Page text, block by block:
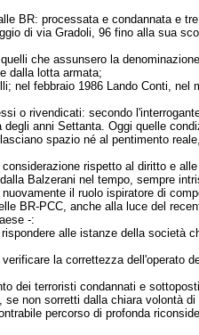
BR: processata e condannata e
di via Gradoli, 96 fino alla sua
che assunsero la
dalla lotta armata;
nel febbraio 1986 Lando Conti, nel
o rivendicati: secondo
anni Settanta. Oggi quelle
spazio né al pentimento
rispetto al diritto e
Balzerani nel tempo, sempre
il ruolo ispiratore di
BR-PCC, anche alla luce del
-:
alle istanze della società
la correttezza dell'operato
dei terroristi condannati e
non sorretti dalla chiara volontà
percorso di profonda